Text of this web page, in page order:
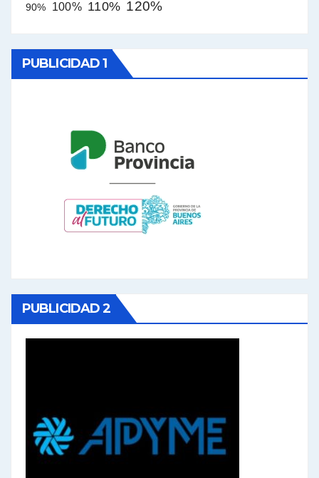
90% 100% 110% 120%
PUBLICIDAD 1
PUBLICIDAD 2